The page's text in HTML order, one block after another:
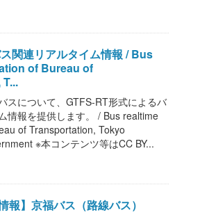
関連リアルタイム情報 / Bus
of Bureau of
スについて、GTFS-RT形式によるバ
情報を提供します。 / Bus realtime
of Transportation, Tokyo
※本コンテンツ等はCC BY...
報】京福バス（路線バス）